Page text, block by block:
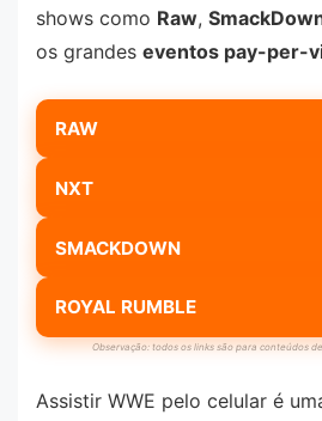
shows como Raw,
os grandes eventos pay-per-
RAW
NXT
SMACKDOWN
ROYAL RUMBLE
Observação: todos os links são para conteúdos
Assistir WWE pelo celular é